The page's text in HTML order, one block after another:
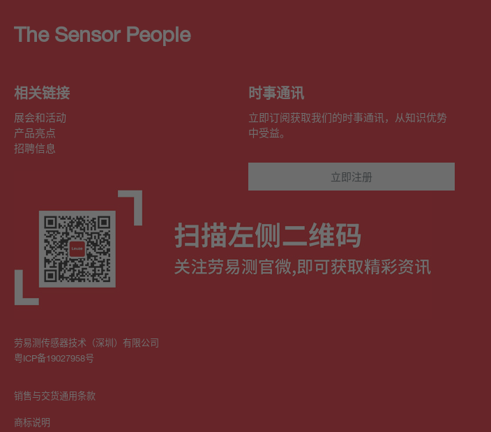
The Sensor People
相关链接
展会和活动
产品亮点
招聘信息
劳易测传感器技术（深圳）有限公司
粤ICP备19027958号
销售与交货通用条款
商标说明
时事通讯
立即订阅获取我们的时事通讯，从知识优势
中受益。
立即注册